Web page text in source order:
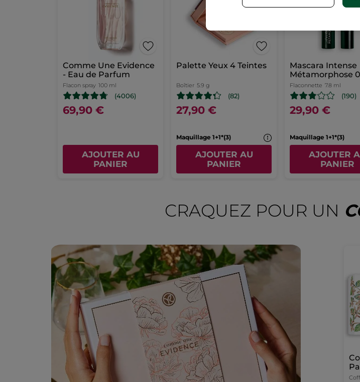
Comme Une Evidence
- Eau de Parfum
Flacon spray 100 ml
(4006)
69,90 €
AJOUTER AU
PANIER
Palette Yeux 4 Teintes
Boîtier 5.9 g
(82)
27,90 €
Maquillage 1+1*(3)
AJOUTER AU
PANIER
Mascara Intense
Métamorphose
Flaconnette 7.8 ml
(190)
29,90 €
Maquillage 1+1*(3)
AJOUTER
PANIER
CRAQUEZ POUR UN